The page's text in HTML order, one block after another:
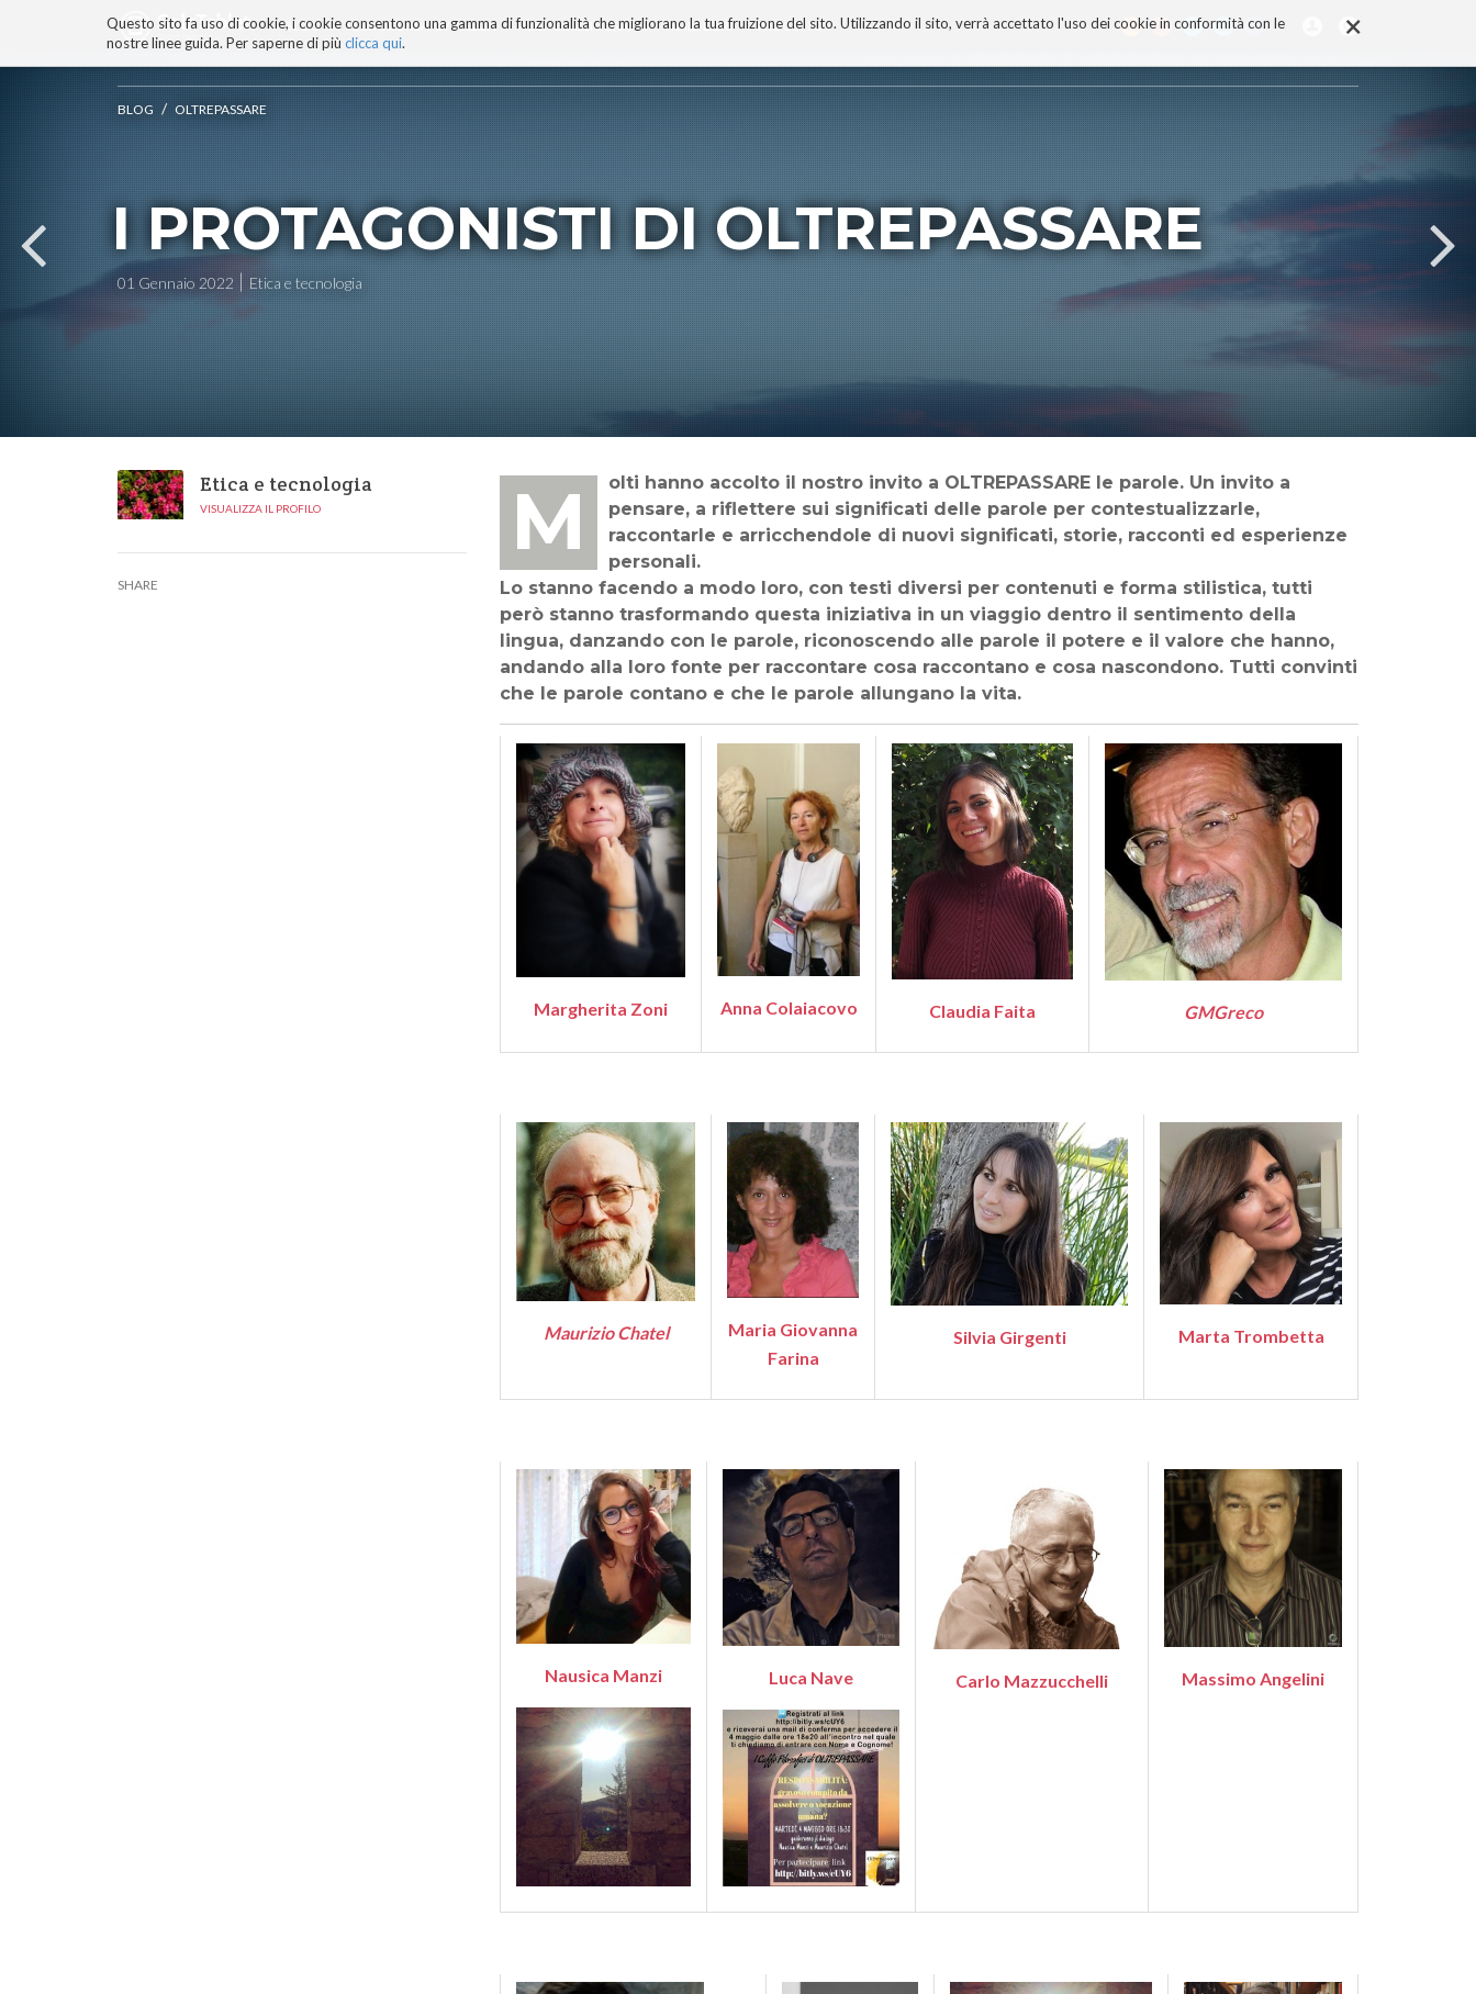
×
Questo sito fa uso di cookie, i cookie consentono una gamma di funzionalità che migliorano la tua fruizione del sito. Utilizzando il sito, verrà accettato l'uso dei cookie in conformità con le
nostre linee guida. Per saperne di più clicca qui.
BLOG TECNOCONSAPEVOLEZZA TECNOBIBLIOGRAFIA I MIEI LIBRI PROGETTO
ai
contenuti.
|
Salta
alla
navigazione
BLOG / OLTREPASSARE
I PROTAGONISTI DI OLTREPASSARE
01 Gennaio 2022 Etica e tecnologia
Etica e tecnologia
VISUALIZZA IL PROFILO
SHARE
Molti hanno accolto il nostro invito a OLTREPASSARE le parole. Un invito a
pensare, a riflettere sui significati delle parole per contestualizzarle,
raccontarle e arricchendole di nuovi significati, storie, racconti ed esperienze
personali.
Lo stanno facendo a modo loro, con testi diversi per contenuti e forma stilistica, tutti
però stanno trasformando questa iniziativa in un viaggio dentro il sentimento della
lingua, danzando con le parole, riconoscendo alle parole il potere e il valore che hanno,
andando alla loro fonte per raccontare cosa raccontano e cosa nascondono. Tutti convinti
che le parole contano e che le parole allungano la vita.
Margherita Zoni Anna Colaiacovo Claudia Faita GMGreco
Maurizio Chatel
Maria Giovanna
Farina
Silvia Girgenti Marta Trombetta
Nausica Manzi Luca Nave Carlo Mazzucchelli Massimo Angelini